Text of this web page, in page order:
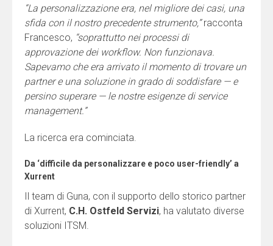
“La personalizzazione era, nel migliore dei casi, una
sfida con il nostro precedente strumento,”racconta
Francesco, “soprattutto nei processi di
approvazione dei workflow. Non funzionava.
Sapevamo che era arrivato il momento di trovare un
partner e una soluzione in grado di soddisfare — e
persino superare — le nostre esigenze di service
management.”
La ricerca era cominciata.
Da ‘difficile da personalizzare e poco user-friendly’ a
Xurrent
Il team di Guna, con il supporto dello storico partner
di Xurrent, C.H. Ostfeld Servizi, ha valutato diverse
soluzioni ITSM.